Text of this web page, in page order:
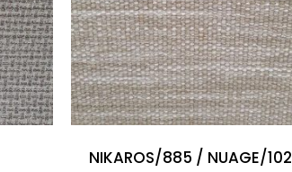
NIKAROS/885 / NUAGE/102